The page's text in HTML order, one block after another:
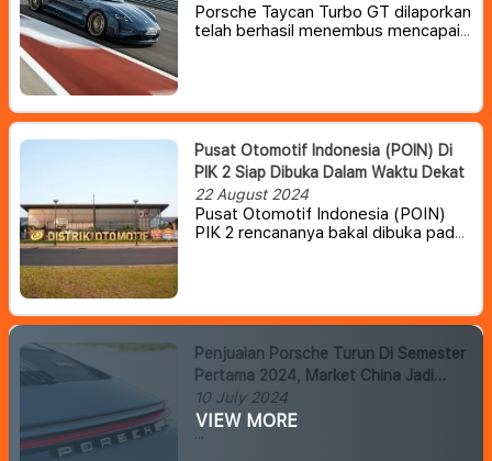
Porsche Taycan Turbo GT dilaporkan
telah berhasil menembus mencapai
Pusat Otomotif Indonesia (POIN) Di
PIK 2 Siap Dibuka Dalam Waktu Dekat
22 August 2024
Pusat Otomotif Indonesia (POIN)
PIK 2 rencananya bakal dibuka pada
Penjualan Porsche Turun Di Semester
Pertama 2024, Market China Jadi
Yang Paling Hancur
10 July 2024
VIEW MORE